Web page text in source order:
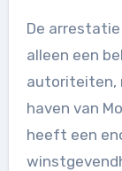
De
alleen een
autoriteiten,
haven van
heeft een